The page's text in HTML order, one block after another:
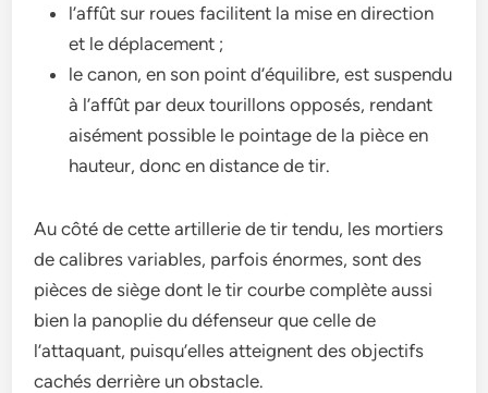
l’affût sur roues facilitent la mise en direction
et le déplacement ;
le canon, en son point d’équilibre, est suspendu
à l’affût par deux tourillons opposés, rendant
aisément possible le pointage de la pièce en
hauteur, donc en distance de tir.
Au côté de cette artillerie de tir tendu, les mortiers
de calibres variables, parfois énormes, sont des
pièces de siège dont le tir courbe complète aussi
bien la panoplie du défenseur que celle de
l’attaquant, puisqu’elles atteignent des objectifs
cachés derrière un obstacle.